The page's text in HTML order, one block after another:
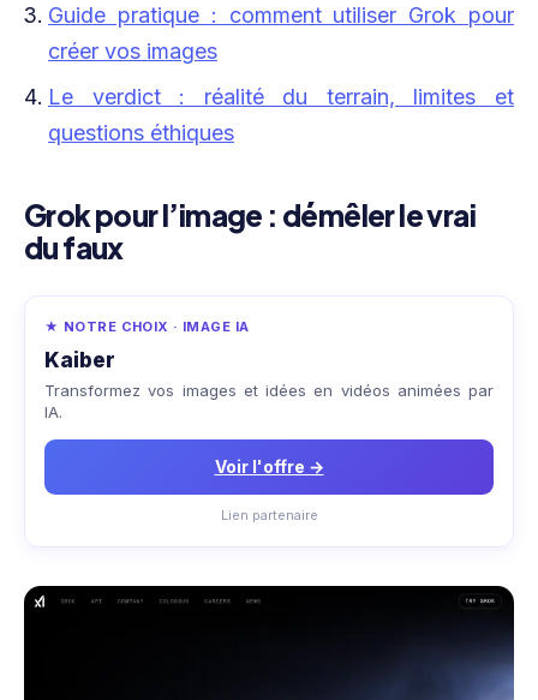
Guide pratique : comment utiliser Grok pour
créer vos images
Le verdict : réalité du terrain, limites et
questions éthiques
Grok pour l’image : démêler le vrai
du faux
★ NOTRE CHOIX · IMAGE IA
Kaiber
Transformez vos images et idées en vidéos animées par
IA.
Voir l'offre →
Lien partenaire